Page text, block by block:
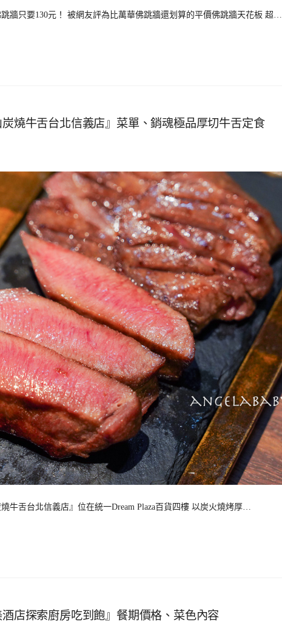
牆只要130元！ 被網友評為比萬華佛跳牆還划算的平價佛跳牆天花板 超…
燒牛舌台北信義店』菜單、銷魂極品厚切牛舌定食
牛舌台北信義店』位在統一Dream Plaza百貨四樓 以炭火燒烤厚…
店探索廚房吃到飽』餐期價格、菜色內容